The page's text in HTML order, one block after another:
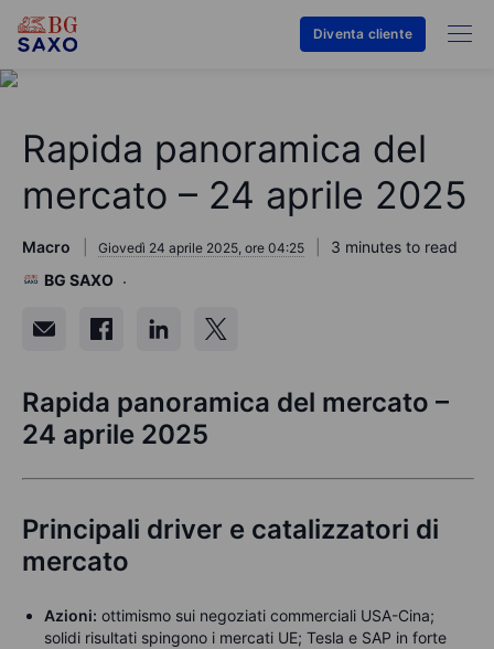
Diventa cliente
Rapida panoramica del
mercato – 24 aprile 2025
Macro Giovedì 24 aprile 2025, ore 04:25
3 minutes to read
BG SAXO
Rapida panoramica del mercato –
24 aprile 2025
Principali driver e catalizzatori di
mercato
Azioni: ottimismo sui negoziati commerciali USA-Cina;
solidi risultati spingono i mercati UE; Tesla e SAP in forte